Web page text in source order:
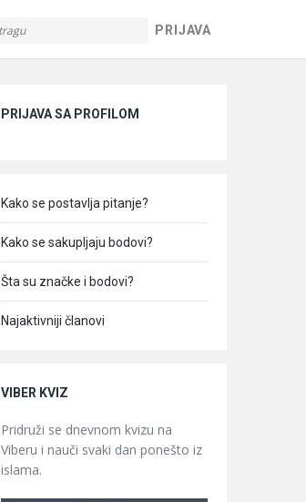
PRIJAVA
PRIJAVA SA PROFILOM
Kako se postavlja pitanje?
Kako se sakupljaju bodovi?
Šta su značke i bodovi?
Najaktivniji članovi
VIBER KVIZ
Pridruži se dnevnom kvizu na
Viberu i nauči svaki dan ponešto iz
islama.